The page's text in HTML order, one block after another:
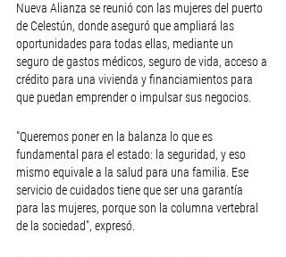
Nueva Alianza se reunió con las mujeres del puerto
de Celestún, donde aseguró que ampliará las
oportunidades para todas ellas, mediante un
seguro de gastos médicos, seguro de vida, acceso a
crédito para una vivienda y financiamientos para
que puedan emprender o impulsar sus negocios.
"Queremos poner en la balanza lo que es
fundamental para el estado: la seguridad, y eso
mismo equivale a la salud para una familia. Ese
servicio de cuidados tiene que ser una garantía
para las mujeres, porque son la columna vertebral
de la sociedad", expresó.